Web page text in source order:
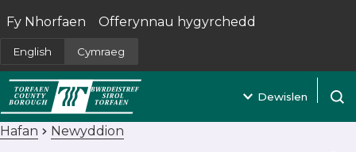
English Cymraeg
Fy Nhorfaen
(yn agor mewn tab newydd)
Offerynnau hygyrchedd
Dewislen
Hafan Newyddion